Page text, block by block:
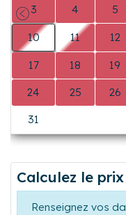
3 4 5
10 11 12
17 18 19
24 25 26
31
Précédent
Calculez le
Renseignez vos